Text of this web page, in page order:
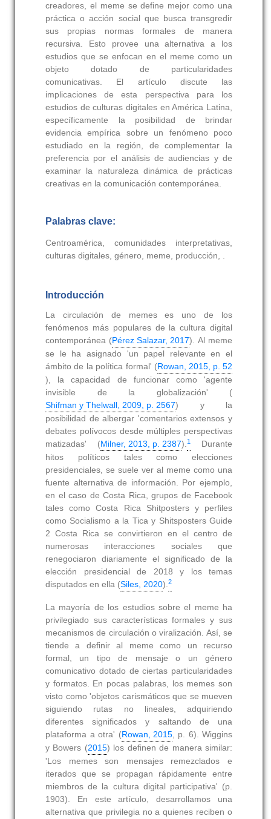
creadores, el meme se define mejor como una
práctica o acción social que busca transgredir
sus propias normas formales de manera
recursiva. Esto provee una alternativa a los
estudios que se enfocan en el meme como un
objeto dotado de particularidades
comunicativas. El artículo discute las
implicaciones de esta perspectiva para los
estudios de culturas digitales en América Latina,
específicamente la posibilidad de brindar
evidencia empírica sobre un fenómeno poco
estudiado en la región, de complementar la
preferencia por el análisis de audiencias y de
examinar la naturaleza dinámica de prácticas
creativas en la comunicación contemporánea.
Palabras clave:
Centroamérica, comunidades interpretativas,
culturas digitales, género, meme, producción, .
Introducción
La circulación de memes es uno de los
fenómenos más populares de la cultura digital
contemporánea (Pérez Salazar, 2017). Al meme
se le ha asignado 'un papel relevante en el
ámbito de la política formal' (Rowan, 2015, p. 52
), la capacidad de funcionar como 'agente
invisible de la globalización' (
Shifman y Thelwall, 2009, p. 2567) y la
posibilidad de albergar 'comentarios extensos y
debates polívocos desde múltiples perspectivas
matizadas' (Milner, 2013, p. 2387).1
Durante
hitos políticos tales como elecciones
presidenciales, se suele ver al meme como una
fuente alternativa de información. Por ejemplo,
en el caso de Costa Rica, grupos de Facebook
tales como Costa Rica Shitposters y perfiles
como Socialismo a la Tica y Shitsposters Guide
2 Costa Rica se convirtieron en el centro de
numerosas interacciones sociales que
renegociaron diariamente el significado de la
elección presidencial de 2018 y los temas
disputados en ella (Siles, 2020). 2
La mayoría de los estudios sobre el meme ha
privilegiado sus características formales y sus
mecanismos de circulación o viralización. Así, se
tiende a definir al meme como un recurso
formal, un tipo de mensaje o un género
comunicativo dotado de ciertas particularidades
y formatos. En pocas palabras, los memes son
visto como 'objetos carismáticos que se mueven
siguiendo rutas no lineales, adquiriendo
diferentes significados y saltando de una
plataforma a otra' (Rowan, 2015, p. 6). Wiggins
y Bowers (2015) los definen de manera similar:
'Los memes son mensajes remezclados e
iterados que se propagan rápidamente entre
miembros de la cultura digital participativa' (p.
1903). En este artículo, desarrollamos una
alternativa que privilegia no a quienes reciben o